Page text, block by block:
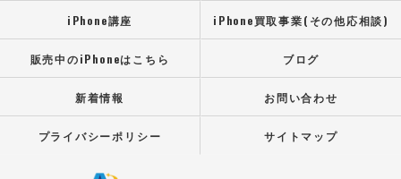
iPhone講座 iPhone買取事業(その他応相談)
販売中のiPhoneはこちら ブログ
新着情報 お問い合わせ
プライバシーポリシー サイトマップ